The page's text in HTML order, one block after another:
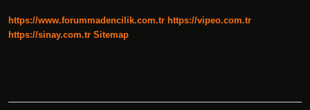
https://www.forummadencilik.com.tr https://vipeo.com.tr
https://sinay.com.tr Sitemap